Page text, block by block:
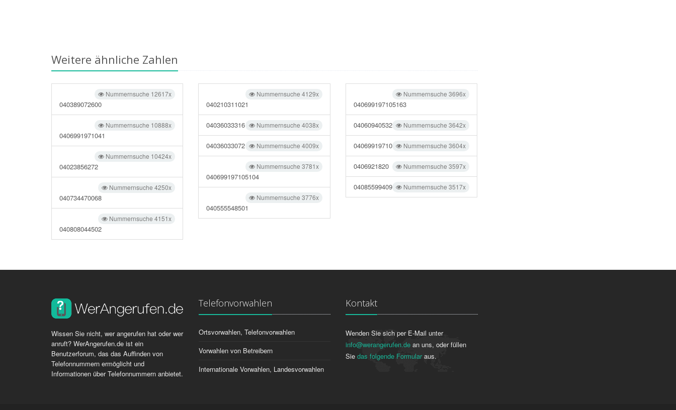
Weitere ähnliche Zahlen
Nummernsuche 12617x
040389072600
Nummernsuche 10888x
0406991971041
Nummernsuche 10424x
04023856272
Nummernsuche 4250x
040734470068
Nummernsuche 4151x
040808044502
Nummernsuche 4129x
040210311021
Nummernsuche 4038x
04036033316
Nummernsuche 4009x
04036033072
Nummernsuche 3781x
040699197105104
Nummernsuche 3776x
040555548501
Nummernsuche 3696x
040699197105163
Nummernsuche 3642x
04060940532
Nummernsuche 3604x
04069919710
Nummernsuche 3597x
0406921820
Nummernsuche 3517x
04085599409
Wissen Sie nicht, wer angerufen hat oder wer
anruft? WerAngerufen.de ist ein
Benutzerforum, das das Auffinden von
Telefonnummern ermöglicht und
Informationen über Telefonnummern anbietet.
Telefonvorwahlen
Ortsvorwahlen, Telefonvorwahlen
Vorwahlen von Betreibern
Internationale Vorwahlen, Landesvorwahlen
Kontakt
Wenden Sie sich per E-Mail unter
info@werangerufen.de an uns, oder füllen
Sie das folgende Formularaus.